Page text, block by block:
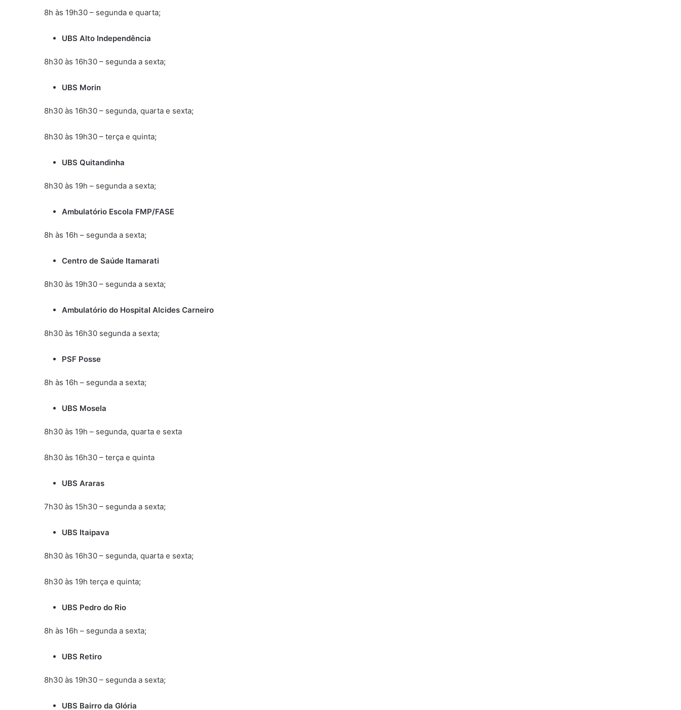
8h às 19h30 – segunda e quarta;
UBS Alto Independência
8h30 às 16h30 – segunda a sexta;
UBS Morin
8h30 às 16h30 – segunda, quarta e sexta;
8h30 às 19h30 – terça e quinta;
UBS Quitandinha
8h30 às 19h – segunda a sexta;
Ambulatório Escola FMP/FASE
8h às 16h – segunda a sexta;
Centro de Saúde Itamarati
8h30 às 19h30 – segunda a sexta;
Ambulatório do Hospital Alcides Carneiro
8h30 às 16h30 segunda a sexta;
PSF Posse
8h às 16h – segunda a sexta;
UBS Mosela
8h30 às 19h – segunda, quarta e sexta
8h30 às 16h30 – terça e quinta
UBS Araras
7h30 às 15h30 – segunda a sexta;
UBS Itaipava
8h30 às 16h30 – segunda, quarta e sexta;
8h30 às 19h terça e quinta;
UBS Pedro do Rio
8h às 16h – segunda a sexta;
UBS Retiro
8h30 às 19h30 – segunda a sexta;
UBS Bairro da Glória